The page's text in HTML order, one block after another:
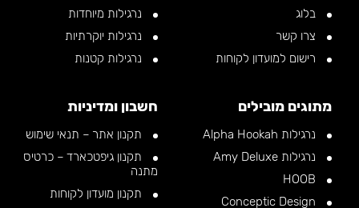
בלוג
צרו קשר
רישום למועדון לקוחות
נרגילות מיוחדות
נרגילות יוקרתיות
נרגילות קטנות
מתוגים מובילים
נרגילות Alpha Hookah
נרגילות Amy Deluxe
חשבון ומדיניות
תקנון אתר – תנאי שימוש
תקנון גיפטכארד – כרטיס
מתנה
תקנון מועדון לקוחות